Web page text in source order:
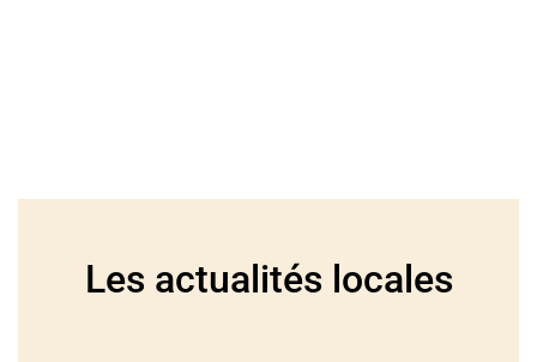
Les actualités locales